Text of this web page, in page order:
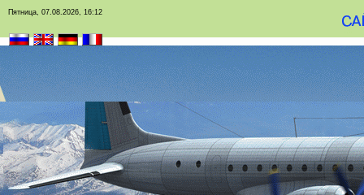
Пятница, 07.08.2026, 16:12